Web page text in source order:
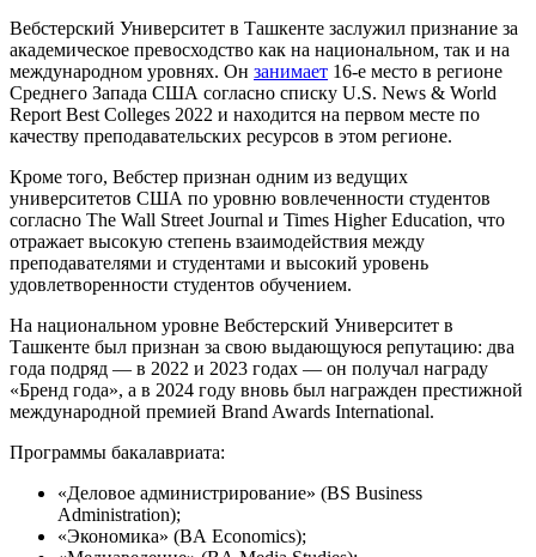
Вебстерский Университет в Ташкенте заслужил признание за
академическое превосходство как на национальном, так и на
международном уровнях. Он занимает 16-е место в регионе
Среднего Запада США согласно списку U.S. News & World
Report Best Colleges 2022 и находится на первом месте по
качеству преподавательских ресурсов в этом регионе.
Кроме того, Вебстер признан одним из ведущих
университетов США по уровню вовлеченности студентов
согласно The Wall Street Journal и Times Higher Education, что
отражает высокую степень взаимодействия между
преподавателями и студентами и высокий уровень
удовлетворенности студентов обучением.
На национальном уровне Вебстерский Университет в
Ташкенте был признан за свою выдающуюся репутацию: два
года подряд — в 2022 и 2023 годах — он получал награду
«Бренд года», а в 2024 году вновь был награжден престижной
международной премией Brand Awards International.
Программы бакалавриата:
«Деловое администрирование» (BS Business
Administration);
«Экономика» (BA Economics);